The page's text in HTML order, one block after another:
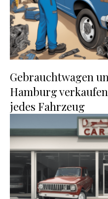
Gebrauchtwagen
Hamburg
jedes Fahrzeug